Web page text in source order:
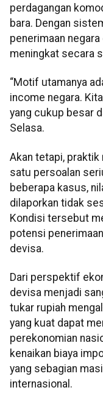
perdagangan
bara. Dengan
penerimaan
meningkat secara
“Motif utamanya
income negara.
yang cukup besar
Selasa.
Akan tetapi,
satu persoalan
beberapa kasus,
dilaporkan tidak
Kondisi tersebut
potensi
devisa.
Dari perspektif
devisa menjadi
tukar rupiah
yang kuat dapat
perekonomian
kenaikan biaya
yang sebagian
internasional.